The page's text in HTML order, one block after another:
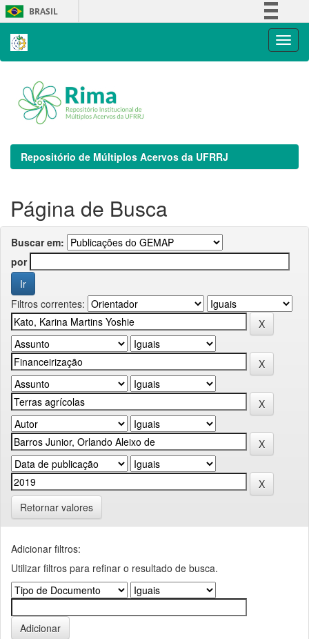
Skip
navigation
BRASIL
Repositório de Múltiplos Acervos da UFRRJ
Página de Busca
Buscar em:
por
Filtros correntes:
Retornar valores
Adicionar filtros:
Utilizar filtros para refinar o resultado de busca.